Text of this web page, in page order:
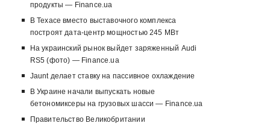
продукты — Finance.ua
В Техасе вместо выставочного комплекса
построят дата-центр мощностью 245 МВт
На украинский рынок выйдет заряженный Audi
RS5 (фото) — Finance.ua
Jaunt делает ставку на пассивное охлаждение
В Украине начали выпускать новые
бетономиксеры на грузовых шасси — Finance.ua
Правительство Великобритании